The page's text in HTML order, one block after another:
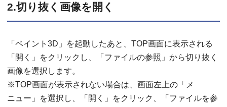
2.切り抜く画像を開く
「ペイント3D」を起動したあと、TOP画面に表示される
「開く」をクリックし、「ファイルの参照」から切り抜く
画像を選択します。
※TOP画面が表示されない場合は、画面左上の「メ
ニュー」を選択し、「開く」をクリック、「ファイルを参